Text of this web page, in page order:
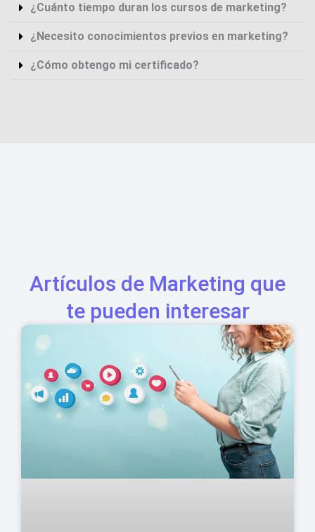
¿Cuánto tiempo duran los cursos de marketing?
¿Necesito conocimientos previos en marketing?
¿Cómo obtengo mi certificado?
Artículos de Marketing que
te pueden interesar